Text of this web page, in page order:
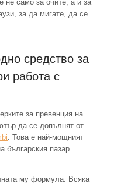
не само за очите, а и за
за да мигате, да се
средство за
работа с
за превенция на
да се допълнят от
. Това е най-мощният
българския пазар.
му формула. Всяка